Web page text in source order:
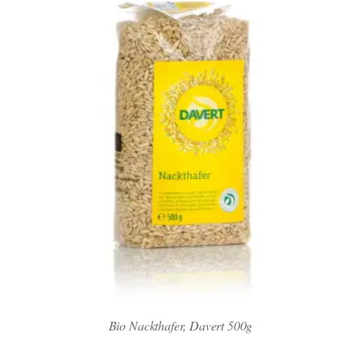
Bio Nackthafer, Davert 500g